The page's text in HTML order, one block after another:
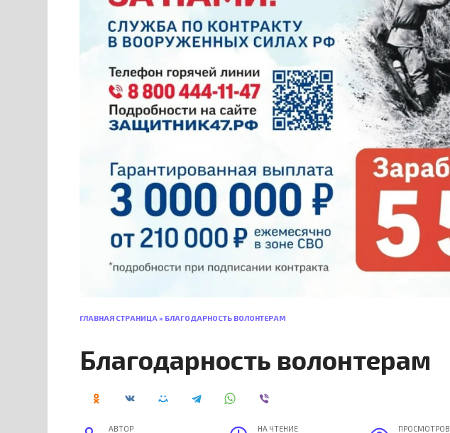
ГЛАВНАЯ СТРАНИЦА» БЛАГОДАРНОСТЬ ВОЛОНТЕРАМ
Благодарность волонтерам
АВТОР НА ЧТЕНИЕ ПРОСМОТРОВ